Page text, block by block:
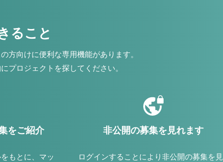
ること
方向けに便利な専用機能があります。
プロジェクトを探してください。
をご紹介
もとに、マッ
非公開の募集を見れます
ログインすることにより非公開の募集を見